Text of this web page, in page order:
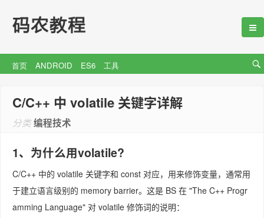
首页 ANDROID ES6 工具
C/C++ 中 volatile 关键字详解
分类编程技术
1、为什么用volatile?
C/C++ 中的 volatile 关键字和 const 对应，用来修饰变量，通常用
于建立语言级别的 memory barrier。这是 BS 在 "The C++ Progr
amming Language" 对 volatile 修饰词的说明：